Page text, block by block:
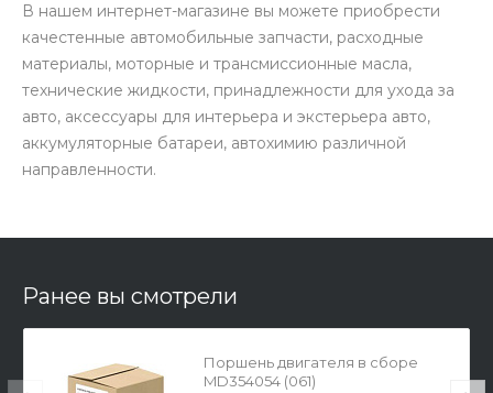
В нашем интернет-магазине вы можете приобрести
качестенные автомобильные запчасти, расходные
материалы, моторные и трансмиссионные масла,
технические жидкости, принадлежности для ухода за
авто, аксессуары для интерьера и экстерьера авто,
аккумуляторные батареи, автохимию различной
направленности.
Ранее вы смотрели
Поршень двигателя в сборе
MD354054 (061)